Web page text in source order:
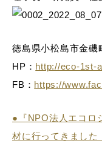
徳島県小松島市金磯
HP： http://eco-1st-
FB： https://
●『NPO法人エコロ
材に行ってきました